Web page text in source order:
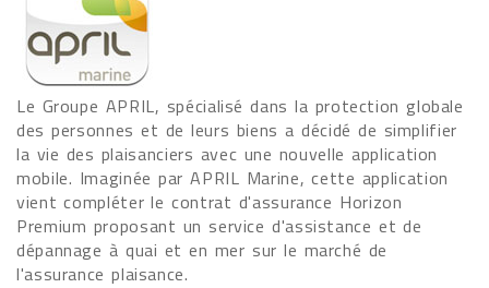
Le Groupe APRIL, spécialisé dans la protection globale
des personnes et de leurs biens a décidé de simplifier
la vie des plaisanciers avec une nouvelle application
mobile. Imaginée par APRIL Marine, cette application
vient compléter le contrat d'assurance Horizon
Premium proposant un service d'assistance et de
dépannage à quai et en mer sur le marché de
l'assurance plaisance.